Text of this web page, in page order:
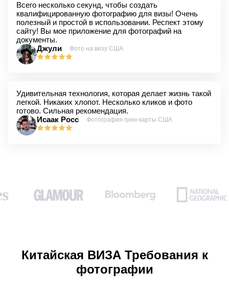
Всего несколько секунд, чтобы создать
квалифицированную фотографию для визы! Очень
полезный и простой в использовании. Респект этому
сайту! Вы мое приложение для фотографий на
документы.
Джули
Фото на визу США
Удивительная технология, которая делает жизнь такой
легкой. Никаких хлопот. Несколько кликов и фото
готово. Сильная рекомендация.
Исаак Росс
Фотография грин-карты США
Китайская ВИЗА Требования к
фотографии